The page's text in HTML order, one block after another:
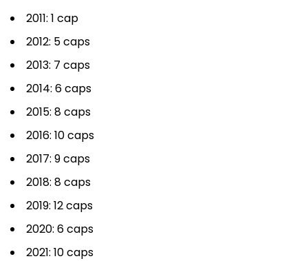
2011: 1 cap
2012: 5 caps
2013: 7 caps
2014: 6 caps
2015: 8 caps
2016: 10 caps
2017: 9 caps
2018: 8 caps
2019: 12 caps
2020: 6 caps
2021: 10 caps